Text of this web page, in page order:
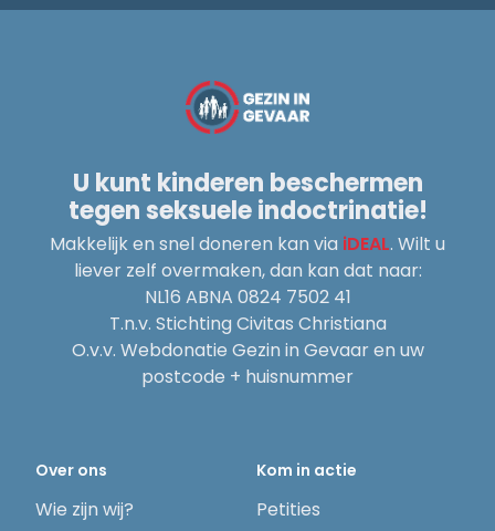
U kunt kinderen beschermen
tegen seksuele indoctrinatie!
Makkelijk en snel doneren kan via iDEAL. Wilt u
liever zelf overmaken, dan kan dat naar:
NL16 ABNA 0824 7502 41
T.n.v. Stichting Civitas Christiana
O.v.v. Webdonatie Gezin in Gevaar en uw
postcode + huisnummer
Over ons
Wie zijn wij?
Kom in actie
Petities